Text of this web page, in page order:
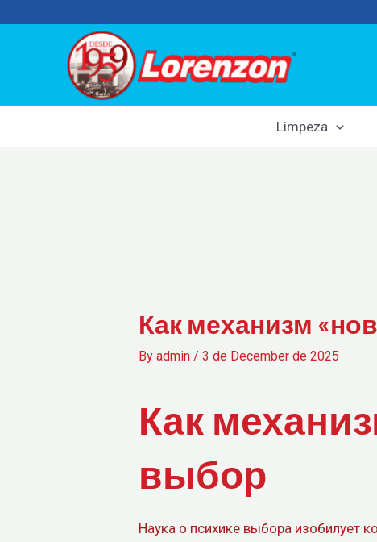
Limpeza
Как механизм
By admin / 3 de December de 2025
Как
выбор
Наука о психике выбора изобилует